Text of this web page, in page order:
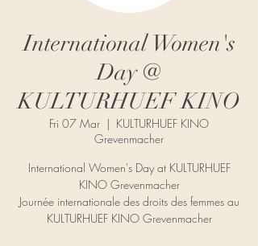
International Women's
Day @
KULTURHUEF KINO
Fri 07 Mar
  |
KULTURHUEF KINO
Grevenmacher
International Women's Day at KULTURHUEF
KINO Grevenmacher
Journée internationale des droits des femmes au
KULTURHUEF KINO Grevenmacher